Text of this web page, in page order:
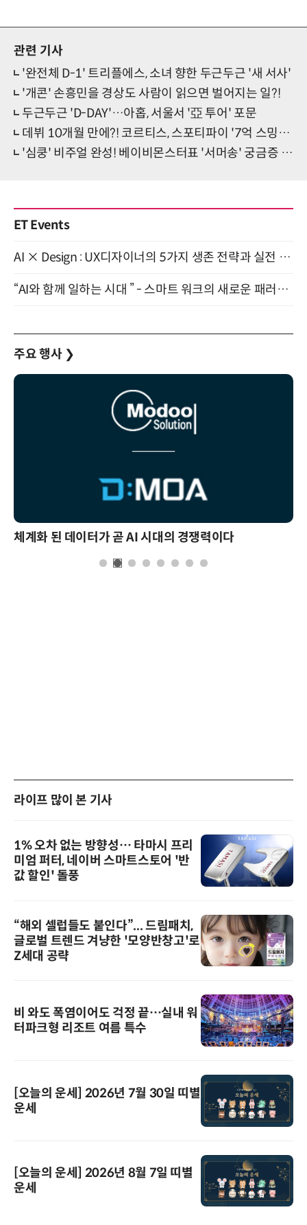
관련 기사
'완전체 D-1' 트리플에스, 소녀 향한 두근두근 '새 서사'
'개콘' 손흥민을 경상도 사람이 읽으면 벌어지는 일?!
두근두근 'D-DAY'…아홉, 서울서 '亞 투어' 포문
데뷔 10개월 만에?! 코르티스, 스포티파이 '7억 스밍' 돌파
'심쿵' 비주얼 완성! 베이비몬스터표 '서머송' 궁금증 MAX
ET Events
AI × Design : UX디자이너의 5가지 생존 전략과 실전 대응 8월 28일 개최
“AI와 함께 일하는 시대 ” - 스마트 워크의 새로운 패러다임 (9/11)
주요 행사 ❯
체계화 된 데이터가 곧 AI 시대의 경쟁력이다
라이프 많이 본 기사
1% 오차 없는 방향성… 타마시 프리
미엄 퍼터, 네이버 스마트스토어 '반
값 할인' 돌풍
“해외 셀럽들도 붙인다”... 드림패치,
글로벌 트렌드 겨냥한 '모양반창고'로
Z세대 공략
비 와도 폭염이어도 걱정 끝…실내 워
터파크형 리조트 여름 특수
[오늘의 운세] 2026년 7월 30일 띠별
운세
[오늘의 운세] 2026년 8월 7일 띠별
운세